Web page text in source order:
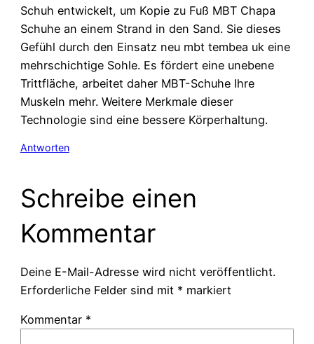
Schuh entwickelt, um Kopie zu Fuß MBT Chapa
Schuhe an einem Strand in den Sand. Sie dieses
Gefühl durch den Einsatz neu mbt tembea uk eine
mehrschichtige Sohle. Es fördert eine unebene
Trittfläche, arbeitet daher MBT-Schuhe Ihre
Muskeln mehr. Weitere Merkmale dieser
Technologie sind eine bessere Körperhaltung.
Antworten
Schreibe einen
Kommentar
Deine E-Mail-Adresse wird nicht veröffentlicht.
Erforderliche Felder sind mit * markiert
Kommentar *